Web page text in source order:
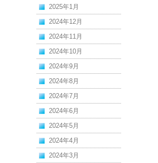
2025年1月
2024年12月
2024年11月
2024年10月
2024年9月
2024年8月
2024年7月
2024年6月
2024年5月
2024年4月
2024年3月